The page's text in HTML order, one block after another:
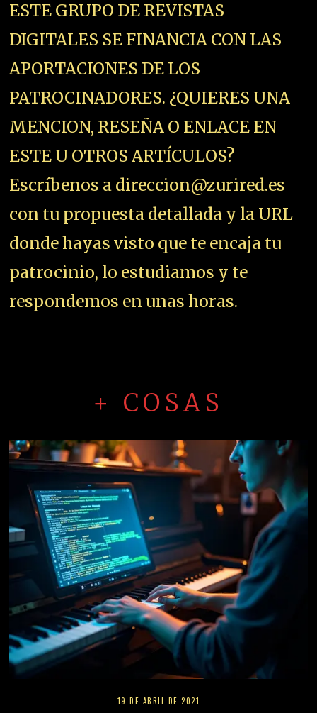
ESTE GRUPO DE REVISTAS
DIGITALES SE FINANCIA CON LAS
APORTACIONES DE LOS
PATROCINADORES. ¿QUIERES UNA
MENCION, RESEÑA O ENLACE EN
ESTE U OTROS ARTÍCULOS?
Escríbenos a direccion@zurired.es
con tu propuesta detallada y la URL
donde hayas visto que te encaja tu
patrocinio, lo estudiamos y te
respondemos en unas horas.
+ COSAS
19 DE ABRIL DE 2021